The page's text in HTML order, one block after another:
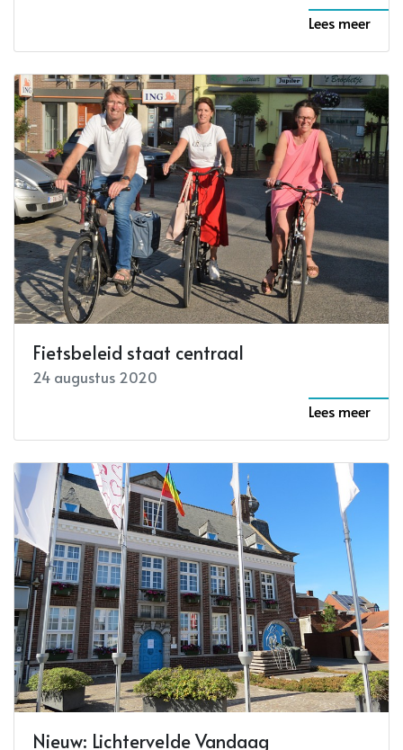
Lees meer
Fietsbeleid staat centraal
24 augustus 2020
Lees meer
Nieuw: Lichtervelde Vandaag